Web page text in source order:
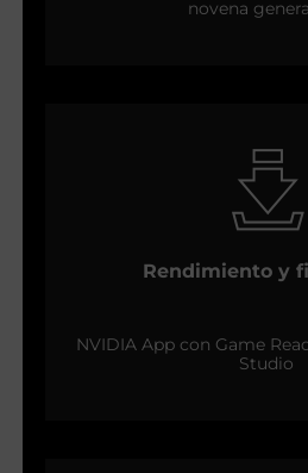
novena
Rendimiento y
NVIDIA App con Game
Studio